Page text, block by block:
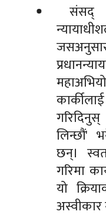
संसद्
लिन्छौं'
छन्।
गरिमा
यो
अस्वीकार